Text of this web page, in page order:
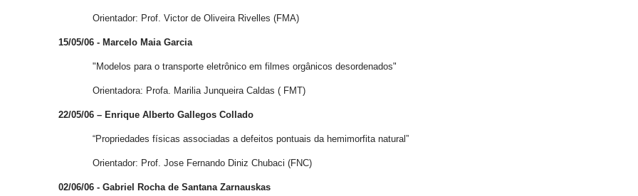
Orientador: Prof. Victor de Oliveira Rivelles (FMA)
15/05/06 - Marcelo Maia Garcia
"Modelos para o transporte eletrônico em filmes orgânicos desordenados"
Orientadora: Profa. Marilia Junqueira Caldas ( FMT)
22/05/06 – Enrique Alberto Gallegos Collado
“Propriedades físicas associadas a defeitos pontuais da hemimorfita natural”
Orientador: Prof. Jose Fernando Diniz Chubaci (FNC)
02/06/06 - Gabriel Rocha de Santana Zarnauskas